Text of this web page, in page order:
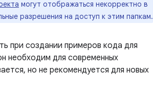
могут отображаться некорректно в
разрешения на доступ к этим папкам.
при создании примеров кода для
необходим для современных
но не рекомендуется для новых